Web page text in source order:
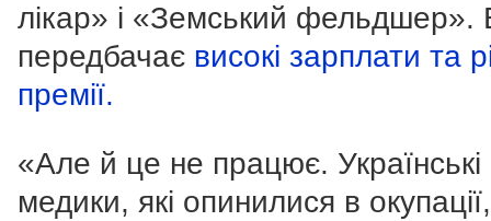
лікар» і «Земський фельдшер».
передбачає високі зарплати та
премії.
«Але й це не працює. Українські
медики, які опинилися в